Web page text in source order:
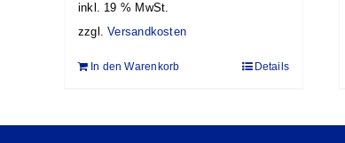
inkl. 19 % MwSt.
zzgl.Versandkosten
In den Warenkorb Details